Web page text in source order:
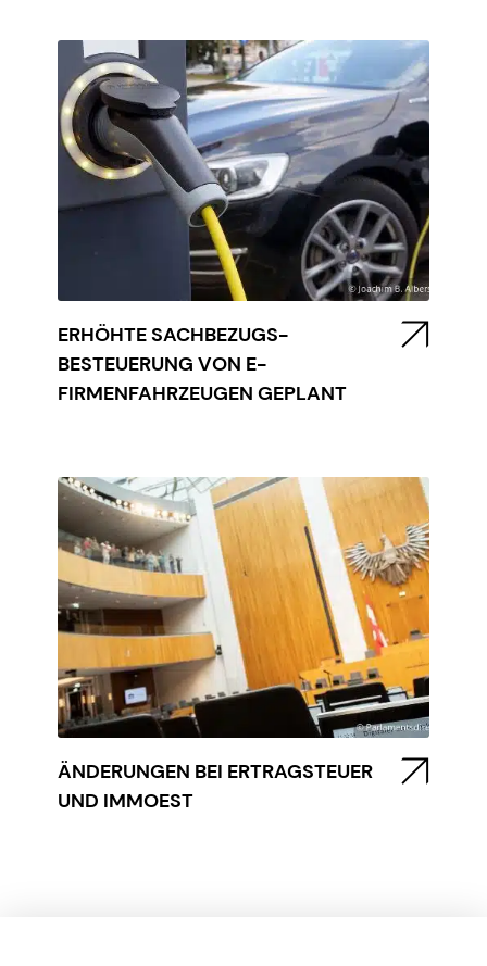
ERHÖHTE SACHBEZUGS-
BESTEUERUNG VON E-
FIRMENFAHRZEUGEN GEPLANT
ÄNDERUNGEN BEI ERTRAGSTEUER
UND IMMOEST